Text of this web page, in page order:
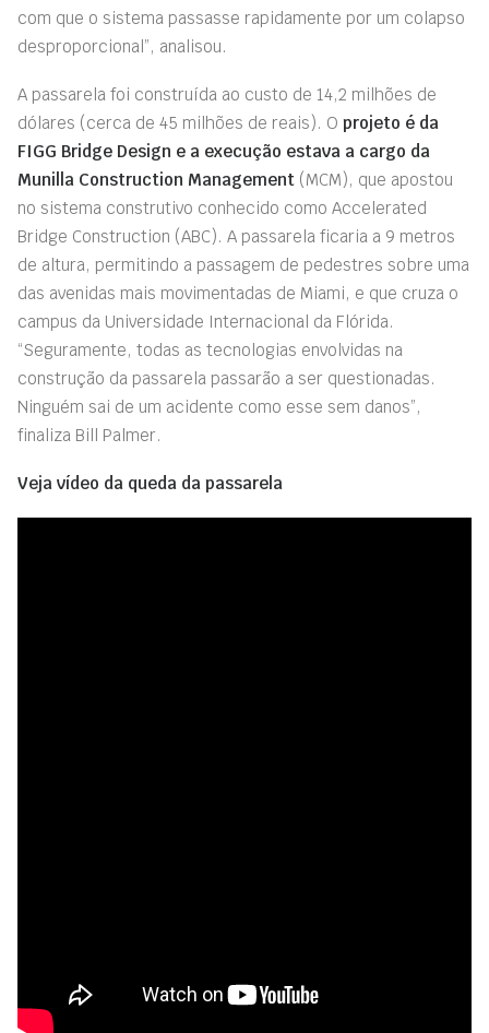
com que o sistema passasse rapidamente por um colapso
desproporcional”, analisou.
A passarela foi construída ao custo de 14,2 milhões de
dólares (cerca de 45 milhões de reais). O projeto é da
FIGG Bridge Design e a execução estava a cargo da
Munilla Construction Management (MCM), que apostou
no sistema construtivo conhecido como Accelerated
Bridge Construction (ABC). A passarela ficaria a 9 metros
de altura, permitindo a passagem de pedestres sobre uma
das avenidas mais movimentadas de Miami, e que cruza o
campus da Universidade Internacional da Flórida.
“Seguramente, todas as tecnologias envolvidas na
construção da passarela passarão a ser questionadas.
Ninguém sai de um acidente como esse sem danos”,
finaliza Bill Palmer.
Veja vídeo da queda da passarela